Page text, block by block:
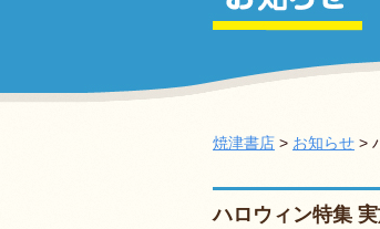
焼津書店 > お知らせ >
ハロウィン特集 実